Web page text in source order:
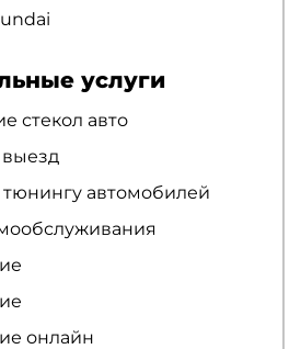
услуги
стекол авто
автомобилей
онлайн